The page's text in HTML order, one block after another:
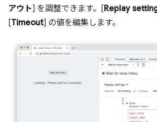
アウト] を調整できます。[Replay
[Timeout] の値を編集します。